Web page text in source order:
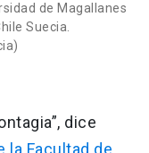
de Magallanes
Suecia.
dice
la Facultad de